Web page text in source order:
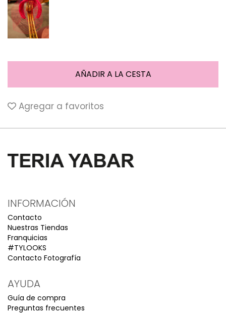
Agregar a favoritos
INFORMACIÓN
Contacto
Nuestras Tiendas
Franquicias
#TYLOOKS
Contacto Fotografía
AYUDA
Guía de compra
Preguntas frecuentes